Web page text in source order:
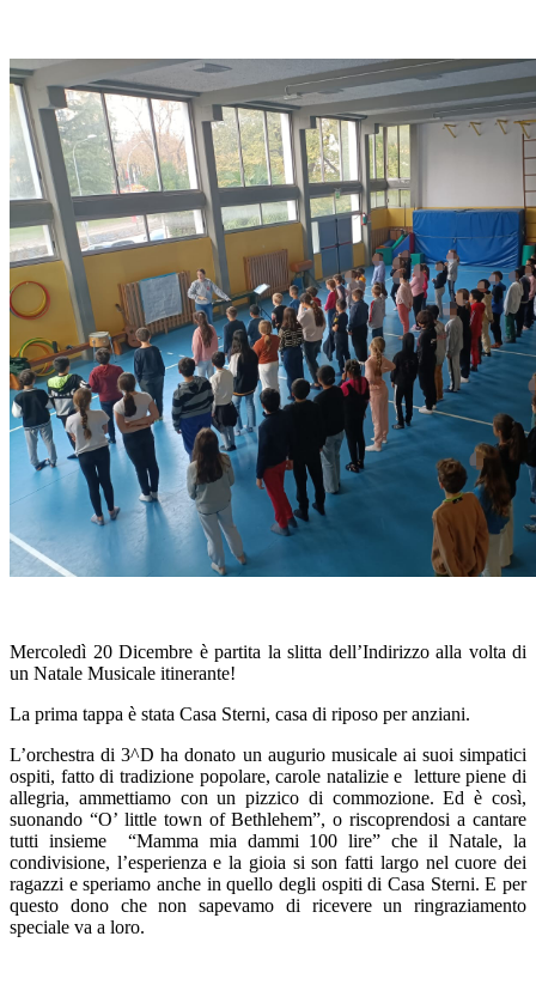
Mercoledì 20 Dicembre è partita la slitta dell’Indirizzo alla volta di
un Natale Musicale itinerante!
La prima tappa è stata Casa Sterni, casa di riposo per anziani.
L’orchestra di 3^D ha donato un augurio musicale ai suoi simpatici
ospiti, fatto di tradizione popolare, carole natalizie e letture piene di
allegria, ammettiamo con un pizzico di commozione. Ed è così,
suonando “O’ little town of Bethlehem”, o riscoprendosi a cantare
tutti insieme “Mamma mia dammi 100 lire” che il Natale, la
condivisione, l’esperienza e la gioia si son fatti largo nel cuore dei
ragazzi e speriamo anche in quello degli ospiti di Casa Sterni.E per
questo dono che non sapevamo di ricevere un ringraziamento
speciale va a loro.